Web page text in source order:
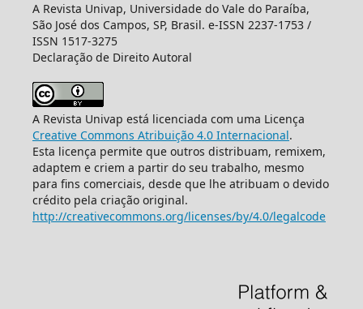
A Revista Univap, Universidade do Vale do Paraíba,
São José dos Campos, SP, Brasil. e-ISSN 2237-1753 /
ISSN 1517-3275
Declaração de Direito Autoral
A Revista Univap está licenciada com uma Licença
Creative Commons Atribuição 4.0 Internacional.
Esta licença permite que outros distribuam, remixem,
adaptem e criem a partir do seu trabalho, mesmo
para fins comerciais, desde que lhe atribuam o devido
crédito pela criação original.
http://creativecommons.org/licenses/by/4.0/legalcode